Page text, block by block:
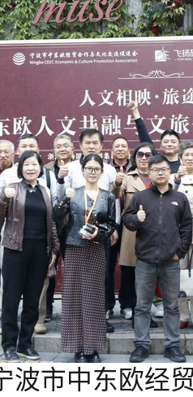
波市中东欧经